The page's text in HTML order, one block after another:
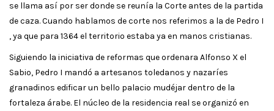
se llama así por ser donde se reunía la Corte antes de la partida
de caza. Cuando hablamos de corte nos referimos a la de Pedro I
, ya que para 1364 el territorio estaba ya en manos cristianas.
Siguiendo la iniciativa de reformas que ordenara Alfonso X el
Sabio, Pedro I mandó a artesanos toledanos y nazaríes
granadinos edificar un bello palacio mudéjar dentro de la
fortaleza árabe. El núcleo de la residencia real se organizó en